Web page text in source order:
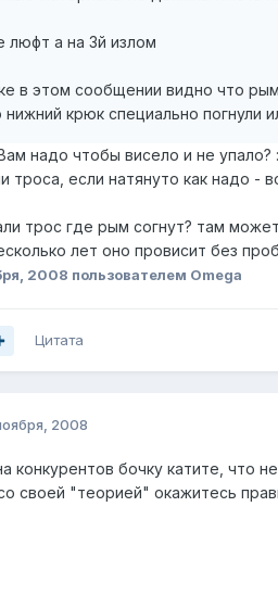
люфт а на 3й излом
в этом сообщении видно что
нижний крюк специально погнули
надо чтобы висело и не
троса, если натянуто как надо -
трос где рым согнут? там
лет оно провисит без
2008 пользователем Omega
Цитата
2008
конкурентов бочку катите, что
своей "теорией" окажитесь